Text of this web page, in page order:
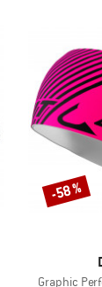
Article
Graphic
Remise
-58 %